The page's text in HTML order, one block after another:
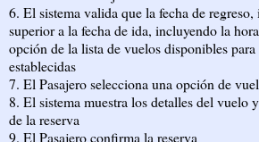
6. El sistema valida que la fecha de
superior a la fecha de ida, incluyendo la
opción de la lista de vuelos disponibles
establecidas
7. El Pasajero selecciona una opción de
8. El sistema muestra los detalles del vuelo
de la reserva
9. El Pasajero confirma la reserva